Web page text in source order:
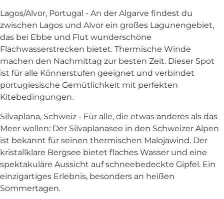
Lagos/Alvor, Portugal - An der Algarve findest du
zwischen Lagos und Alvor ein großes Lagunengebiet,
das bei Ebbe und Flut wunderschöne
Flachwasserstrecken bietet. Thermische Winde
machen den Nachmittag zur besten Zeit. Dieser Spot
ist für alle Könnerstufen geeignet und verbindet
portugiesische Gemütlichkeit mit perfekten
Kitebedingungen.
Silvaplana, Schweiz - Für alle, die etwas anderes als das
Meer wollen: Der Silvaplanasee in den Schweizer Alpen
ist bekannt für seinen thermischen Malojawind. Der
kristallklare Bergsee bietet flaches Wasser und eine
spektakuläre Aussicht auf schneebedeckte Gipfel. Ein
einzigartiges Erlebnis, besonders an heißen
Sommertagen.